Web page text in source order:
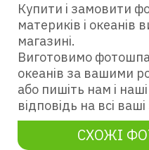
Купити і замовити
материків і
магазині.
Виготовимо
океанів за вашими
або пишіть нам і
відповідь на всі
СХОЖІ